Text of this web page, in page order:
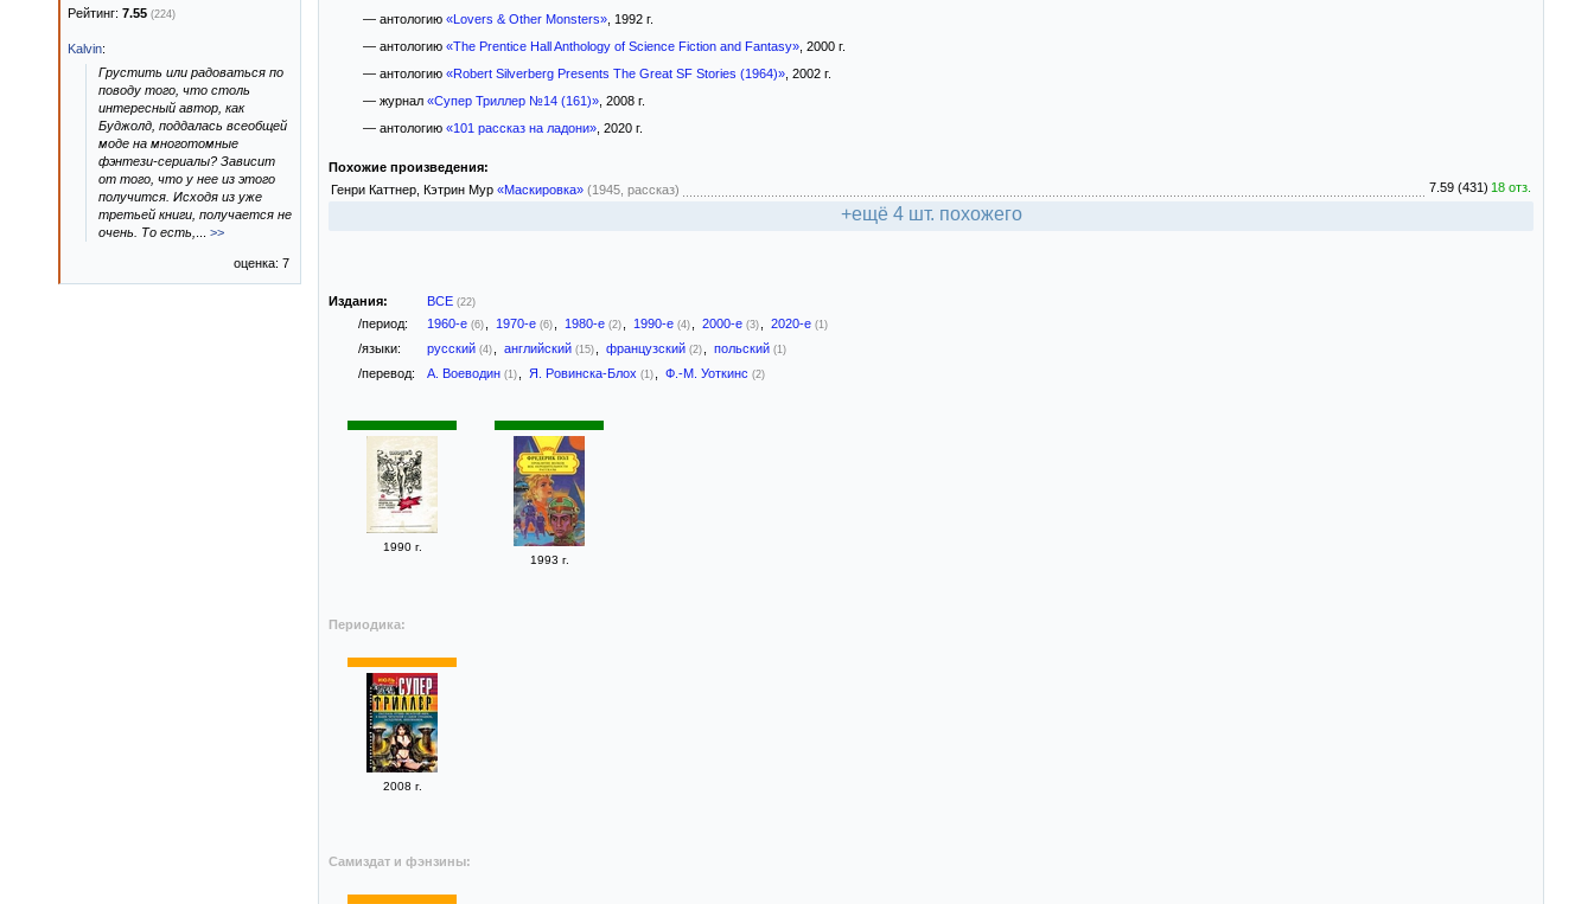
— антологию «Lovers & Other Monsters», 1992 г.
— антологию «The Prentice Hall Anthology of Science Fiction and Fantasy», 2000 г.
— антологию «Robert Silverberg Presents The Great SF Stories (1964)», 2002 г.
— журнал «Супер Триллер №14 (161)», 2008 г.
— антологию «101 рассказ на ладони», 2020 г.
Похожие произведения:
Генри Каттнер, Кэтрин Мур «Маскировка» (1945, рассказ) 7.59 (431) 18 отз.
+ещё 4 шт. похожего
Издания: ВСЕ (22)
/период: 1960-е (6) 1970-е (6) 1980-е (2) 1990-е (4) 2000-е (3) 2020-е (1)
/языки: русский (4) английский (15) французский (2) польский (1)
/перевод: А. Воеводин (1) Я. Ровинска-Блох (1) Ф.-М. Уоткинс (2)
1990 г.
1993 г.
Периодика:
2008 г.
Самиздат и фэнзины:
Рейтинг: 7.55 (224)
Kalvin:
Грустить или радоваться по
поводу того, что столь
интересный автор, как
Буджолд, поддалась всеобщей
моде на многотомные
фэнтези-сериалы? Зависит
от того, что у нее из этого
получится. Исходя из уже
третьей книги, получается не
очень. То есть,
>>
оценка: 7